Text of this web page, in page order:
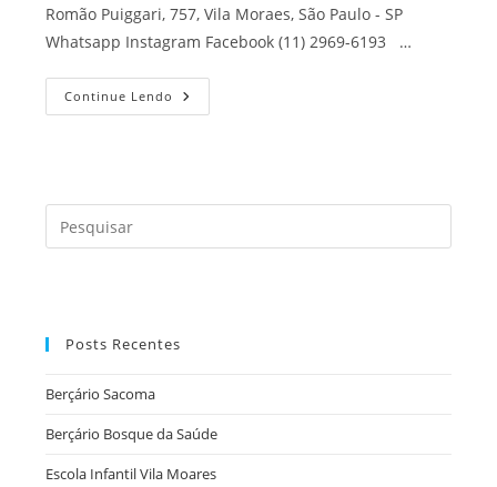
Romão Puiggari, 757, Vila Moraes, São Paulo - SP
Whatsapp Instagram Facebook (11) 2969-6193 …
Continue Lendo
Posts Recentes
Berçário Sacoma
Berçário Bosque da Saúde
Escola Infantil Vila Moares